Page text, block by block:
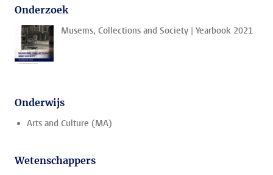
Onderzoek
Musems, Collections and Society | Yearbook 2021
Onderwijs
Arts and Culture (MA)
Wetenschappers